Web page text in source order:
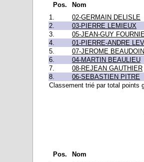
Pos.
Nom
1.
02-GERMAIN DELISLE
2.
03-PIERRE LEMIEUX
3.
05-JEAN-GUY
4.
01-PIERRE-ANDRE
5.
07-JEROME BEAUDOIN
6.
04-MARTIN BEAULIEU
7.
08-REJEAN GAUTHIER
8.
06-SEBASTIEN PITRE
Classement trié par total points
Pos.
Nom